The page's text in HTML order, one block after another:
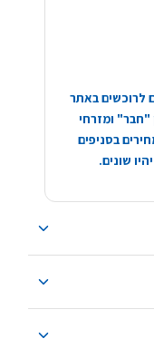
באתר
ומזרחי
בסניפים
שונים.